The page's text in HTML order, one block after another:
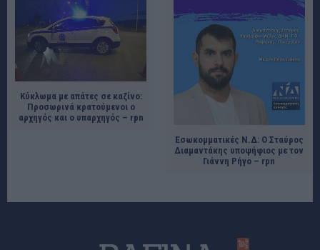
Κύκλωμα με απάτες σε καζίνο:
Προσωρινά κρατούμενοι ο
αρχηγός και ο υπαρχηγός – rpn
Εσωκομματικές Ν.Δ: Ο Σταύρος
Διαμαντάκης υποψήφιος με τον
Γιάννη Ρήγο – rpn